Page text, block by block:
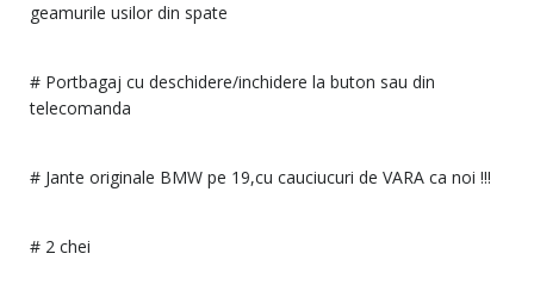
geamurile usilor din spate
# Portbagaj cu deschidere/inchidere la buton sau din
telecomanda
# Jante originale BMW pe 19,cu cauciucuri de VARA ca noi !!!
# 2 chei